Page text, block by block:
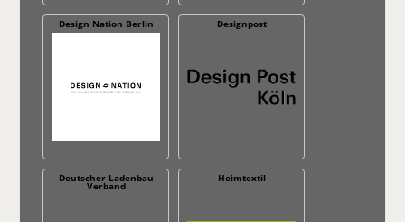
Design Nation Berlin Designpost
Deutscher Ladenbau
Verband
Heimtextil